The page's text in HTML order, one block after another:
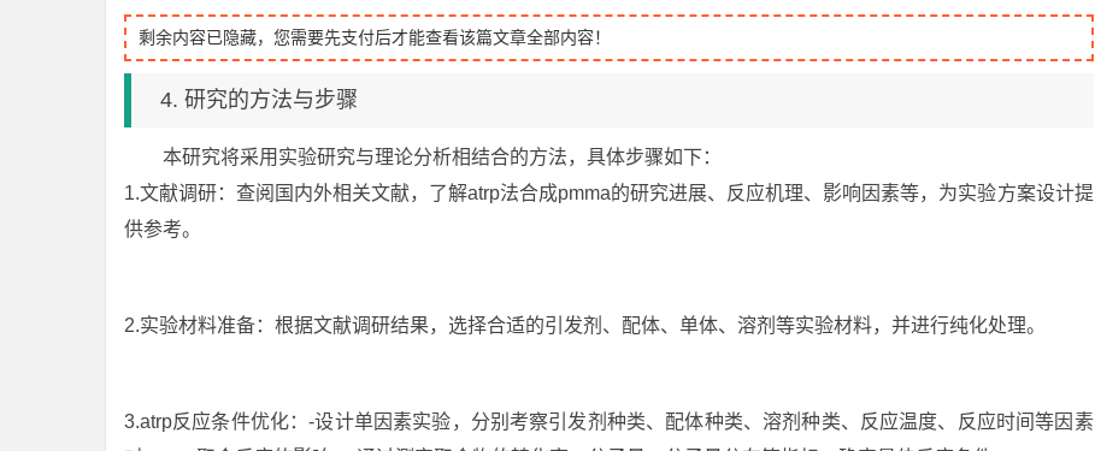
剩余内容已隐藏，您需要先支付后才能查看该篇文章全部内容！
4. 研究的方法与步骤
本研究将采用实验研究与理论分析相结合的方法，具体步骤如下：
1.文献调研：查阅国内外相关文献，了解atrp法合成pmma的研究进展、反应机理、影响因素等，为实验方案设计提
供参考。
2.实验材料准备：根据文献调研结果，选择合适的引发剂、配体、单体、溶剂等实验材料，并进行纯化处理。
3.atrp反应条件优化：-设计单因素实验，分别考察引发剂种类、配体种类、溶剂种类、反应温度、反应时间等因素